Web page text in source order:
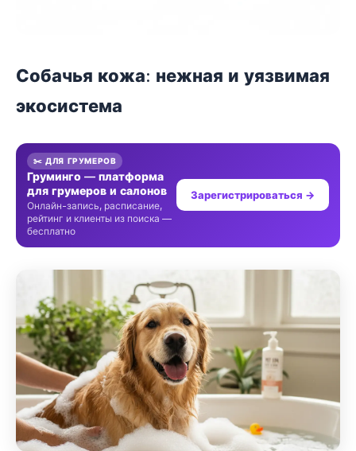
Собачья кожа: нежная и уязвимая
экосистема
✂️ ДЛЯ ГРУМЕРОВ
Груминго — платформа
для грумеров и салонов
Онлайн-запись, расписание,
рейтинг и клиенты из поиска —
бесплатно
Зарегистрироваться →